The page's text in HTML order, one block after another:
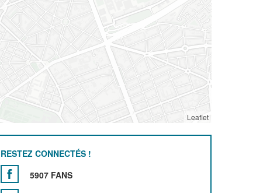
Leaflet
RESTEZ CONNECTÉS !
5907 FANS